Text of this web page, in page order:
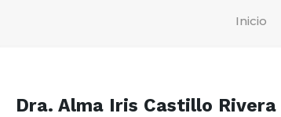
Inicio
Dra. Alma Iris Castillo Rivera